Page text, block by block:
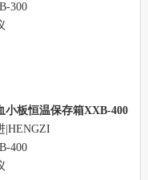
300
小板恒温保存箱XXB-400
|HENGZI
400